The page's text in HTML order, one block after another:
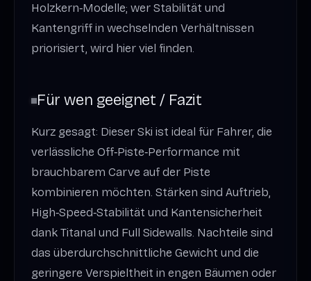
Holzkern‑Modelle; wer Stabilität und
Kantengriff in wechselnden Verhältnissen
priorisiert, wird hier viel finden.
Für wen geeignet / Fazit
Kurz gesagt: Dieser Ski ist ideal für Fahrer, die
verlässliche Off‑Piste‑Performance mit
brauchbarem Carve auf der Piste
kombinieren möchten. Stärken sind Auftrieb,
High‑Speed‑Stabilität und Kantensicherheit
dank Titanal und Full Sidewalls. Nachteile sind
das überdurchschnittliche Gewicht und die
geringere Verspieltheit in engen Bäumen oder